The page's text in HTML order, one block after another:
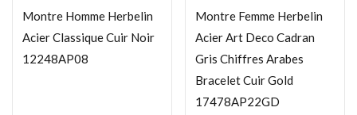
Montre Homme Herbelin
Acier Classique Cuir Noir
12248AP08
Montre Femme Herbelin
Acier Art Deco Cadran
Gris Chiffres Arabes
Bracelet Cuir Gold
17478AP22GD